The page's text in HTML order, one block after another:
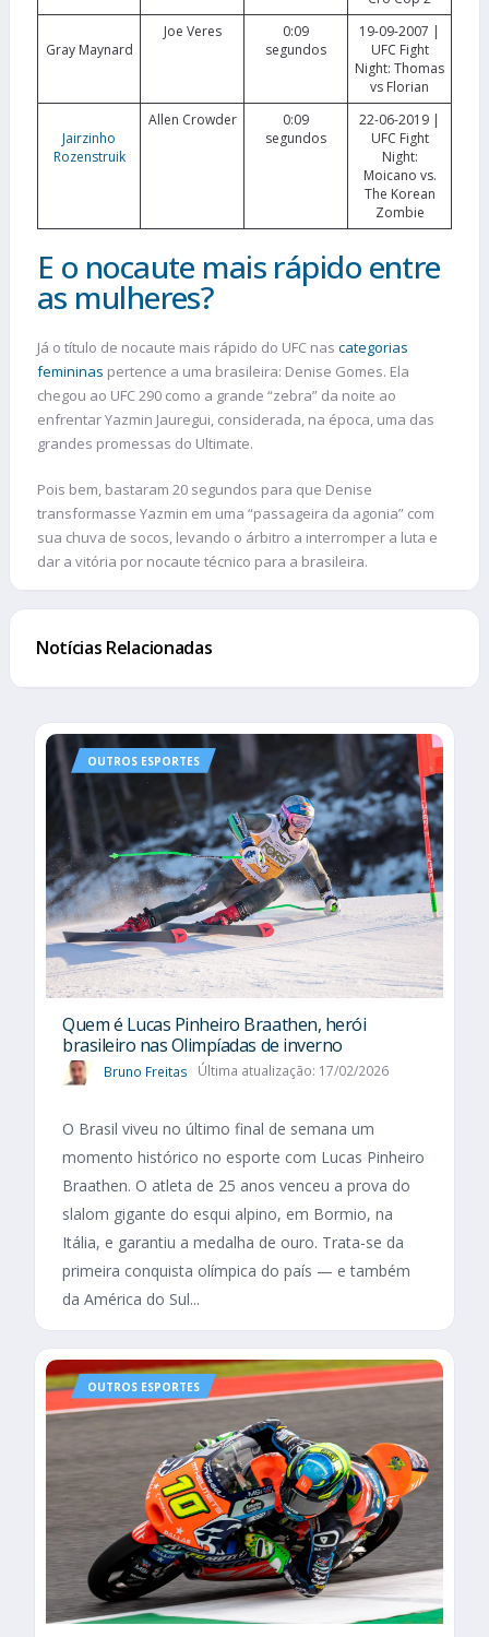
Gray Maynard
Joe Veres
0:09
segundos
19-09-2007 |
UFC Fight
Night: Thomas
vs Florian
Jairzinho
Rozenstruik
Allen Crowder
0:09
segundos
22-06-2019 |
UFC Fight
Night:
Moicano vs.
The Korean
Zombie
E o nocaute mais rápido entre
as mulheres?
Já o título de nocaute mais rápido do UFC nas categorias
femininas pertence a uma brasileira: Denise Gomes. Ela
chegou ao UFC 290 como a grande “zebra” da noite ao
enfrentar Yazmin Jauregui, considerada, na época, uma das
grandes promessas do Ultimate.
Pois bem, bastaram 20 segundos para que Denise
transformasse Yazmin em uma “passageira da agonia” com
sua chuva de socos, levando o árbitro a interromper a luta e
dar a vitória por nocaute técnico para a brasileira.
Notícias Relacionadas
OUTROS ESPORTES
Quem é Lucas Pinheiro Braathen, herói
brasileiro nas Olimpíadas de inverno
Bruno Freitas Última atualização: 17/02/2026
O Brasil viveu no último final de semana um
momento histórico no esporte com Lucas Pinheiro
Braathen. O atleta de 25 anos venceu a prova do
slalom gigante do esqui alpino, em Bormio, na
Itália, e garantiu a medalha de ouro. Trata-se da
primeira conquista olímpica do país — e também
da América do Sul...
OUTROS ESPORTES